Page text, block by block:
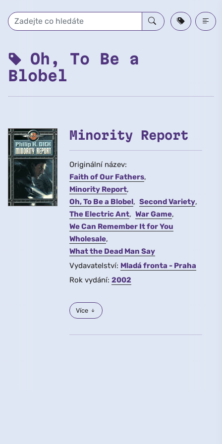
Oh, To Be a
Blobel
Minority Report
Originální název:
Faith of Our Fathers
Minority Report
Oh, To Be a Blobel
Second Variety
The Electric Ant
War Game
We Can Remember It for You
Wholesale
What the Dead Man Say
Vydavatelství: Mladá fronta - Praha
Rok vydání: 2002
Více